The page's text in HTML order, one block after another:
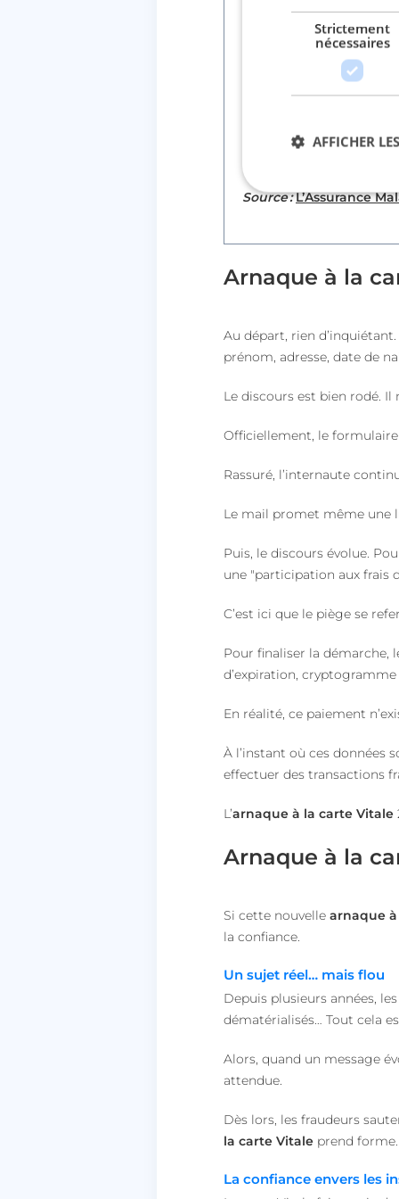
mportant :
« L’Assurance Maladie
bancaires, informations
Seuls les échanges
l’espace du compte
Source : L’Assurance
Arnaque à la
Au départ, rien
prénom, adresse, date de
Le discours est bien rodé. Il
Officiellement, le
Rassuré, l’internaute
Le mail promet même une
Puis, le discours évolue.
une "participation aux frais
C’est ici que le piège se
Pour finaliser la démarche,
d’expiration,
En réalité, ce paiement
À l’instant où ces données
effectuer des transactions
L’arnaque à la carte Vitale
Arnaque à la
Si cette nouvelle arnaque
la confiance.
Un sujet réel… mais flou
Depuis plusieurs années,
dématérialisés… Tout cela
Alors, quand un message
attendue.
Dès lors, les fraudeurs
la carte Vitale prend forme.
La confiance envers les
Strictement
nécessaires
AFFICHER
la gestion des
session_uuid
lccid
persistid
__cf_bm
X-AB